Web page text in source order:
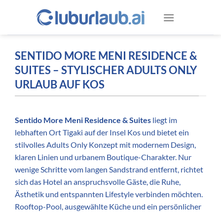
SENTIDO MORE MENI RESIDENCE &
SUITES – STYLISCHER ADULTS ONLY
URLAUB AUF KOS
Sentido More Meni Residence & Suites liegt im
lebhaften Ort Tigaki auf der Insel Kos und bietet ein
stilvolles Adults Only Konzept mit modernem Design,
klaren Linien und urbanem Boutique-Charakter. Nur
wenige Schritte vom langen Sandstrand entfernt, richtet
sich das Hotel an anspruchsvolle Gäste, die Ruhe,
Ästhetik und entspannten Lifestyle verbinden möchten.
Rooftop-Pool, ausgewählte Küche und ein persönlicher